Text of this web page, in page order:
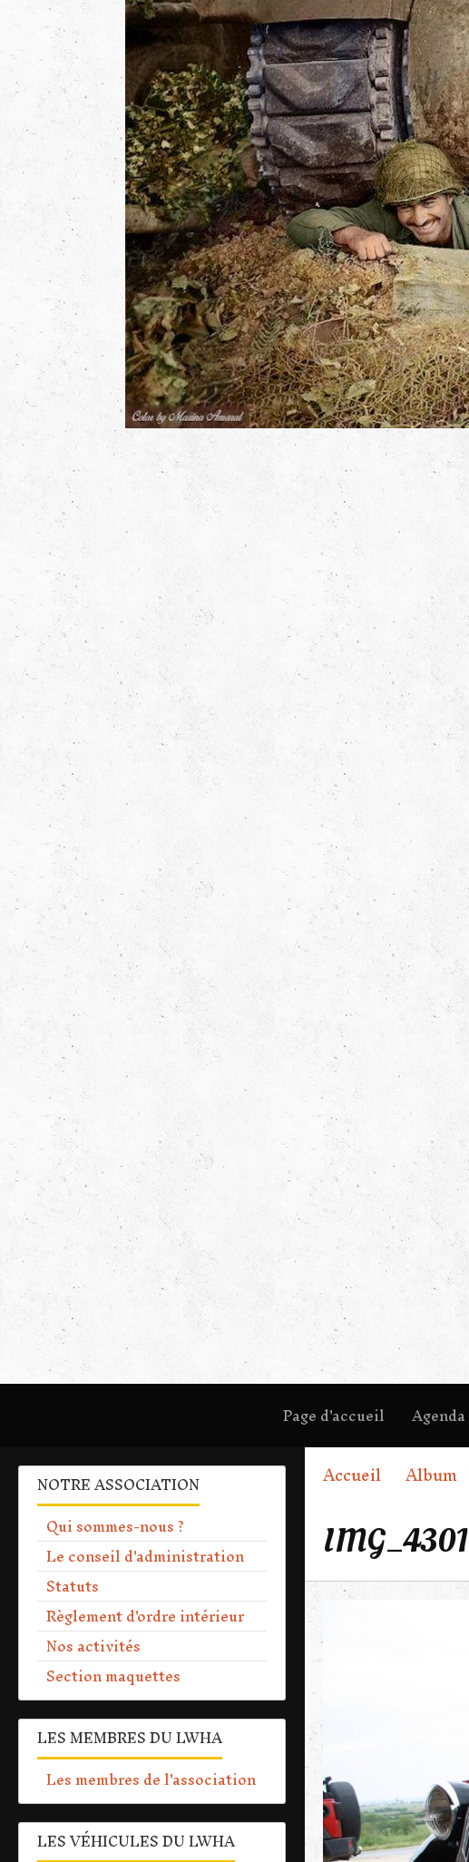
Page d'accueil Agenda
Accueil Album
IMG_4301
NOTRE ASSOCIATION
Qui sommes-nous ?
Le conseil d'administration
Statuts
Règlement d'ordre intérieur
Nos activités
Section maquettes
LES MEMBRES DU LWHA
Les membres de l'association
LES VÉHICULES DU LWHA